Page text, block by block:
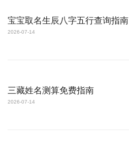
宝宝取名生辰八字五行查询指南
2026-07-14
三藏姓名测算免费指南
2026-07-14